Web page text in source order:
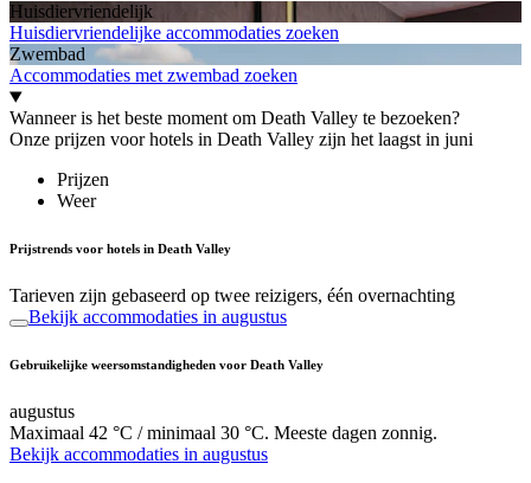
Huisdiervriendelijk
Huisdiervriendelijke accommodaties zoeken
Zwembad
Accommodaties met zwembad zoeken
Wanneer is het beste moment om Death Valley te bezoeken?
Onze prijzen voor hotels in Death Valley zijn het laagst in juni
Prijzen
Weer
Prijstrends voor hotels in Death Valley
Tarieven zijn gebaseerd op twee reizigers, één overnachting
Bekijk accommodaties in augustus
Gebruikelijke weersomstandigheden voor Death Valley
augustus
Maximaal 42 °C / minimaal 30 °C. Meeste dagen zonnig.
Bekijk accommodaties in augustus